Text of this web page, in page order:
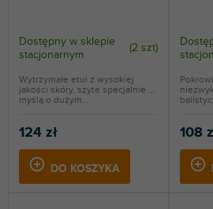
Dostępny w sklepie
stacjonarnym
(2 szt)
124 zł
DO KOSZYKA
Wytrzymałe etui z wysokiej
jakości skóry, szyte specjalnie z
myślą o dużym...
108